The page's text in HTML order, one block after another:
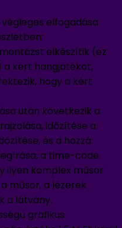
elfogadása
elkészítik (ez
a kért hangjátékot,
hogy a kért
után következik a
időzítése a
és a hozzá
a time-code
ilyen komplex műsor
műsor, a lézerek
a látvány.
grafikus